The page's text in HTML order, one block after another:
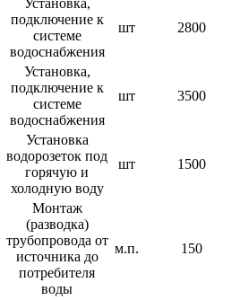
Установка,
подключение к
системе
водоснабжения
шт 2800
Установка,
подключение к
системе
водоснабжения
шт 3500
Установка
водорозеток под
горячую и
холодную воду
шт 1500
Монтаж
(разводка)
трубопровода от
источника до
потребителя
воды
м.п. 150